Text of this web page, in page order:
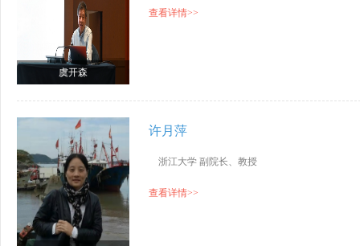
虞开森
查看详情>>
许月萍
浙江大学 副院长、教授
查看详情>>